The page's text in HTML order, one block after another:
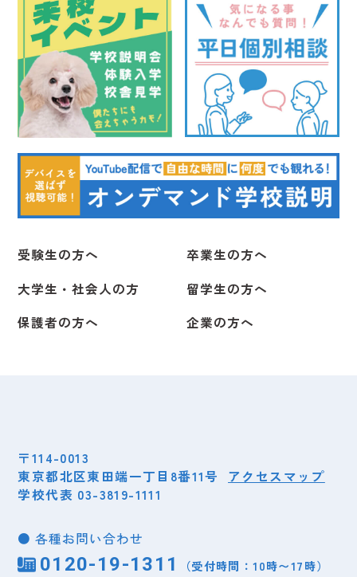
受験生の方へ
卒業生の方へ
大学生・社会人の方
留学生の方へ
保護者の方へ
企業の方へ
〒114-0013
東京都北区東田端一丁目8番11号
アクセスマップ
学校代表 03-3819-1111
● 各種お問い合わせ
0120-19-1311 （受付時間：10時〜17時）